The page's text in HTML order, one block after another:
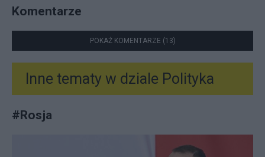
Komentarze
POKAŻ KOMENTARZE (13)
Inne tematy w dziale Polityka
#Rosja